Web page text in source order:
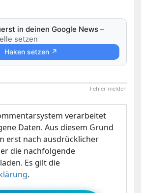
in deinen Google News –
setzen
Haken setzen ↗
Fehler melden
verarbeitet
Daten. Aus diesem Grund
erst nach ausdrücklicher
die nachfolgende
Es gilt die
.